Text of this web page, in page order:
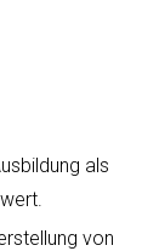
als
von